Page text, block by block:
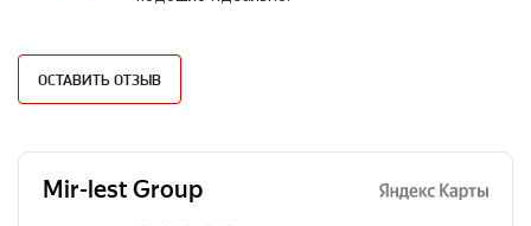
ОСТАВИТЬ ОТЗЫВ